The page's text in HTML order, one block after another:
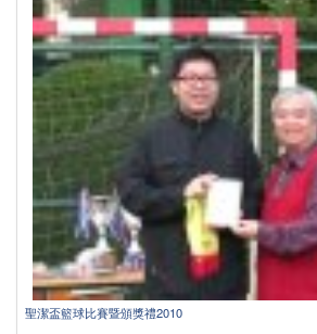
聖潔盃籃球比賽暨頒獎禮2010